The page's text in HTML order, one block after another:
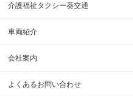
介護福祉タクシー葵交通
車両紹介
会社案内
よくあるお問い合わせ